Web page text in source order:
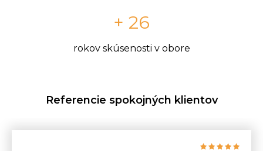
+ 26
rokov skúsenosti v obore
Referencie spokojných klientov